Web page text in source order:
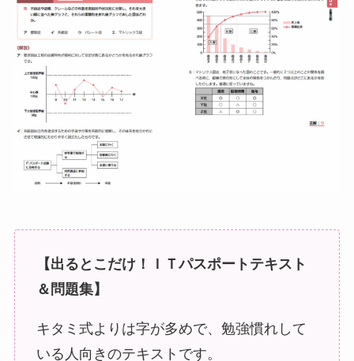
【出るとこだけ！ＩＴパスポートテキスト
＆問題集】
キタミ式よりは字が多めで、勉強慣れして
いる人向きのテキストです。